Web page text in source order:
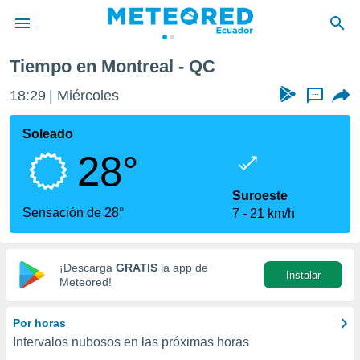
de
ha
calidad.
a este
las
y
digital
basada
Tiempo en Montreal - QC
18:29 Miércoles ...
Soleado
28°
Sensación de 28°
Suroeste
7
21 km/h
¡Descarga GRATIS la app de
Meteored!
Instalar
Por horas
Intervalos nubosos en las próximas horas